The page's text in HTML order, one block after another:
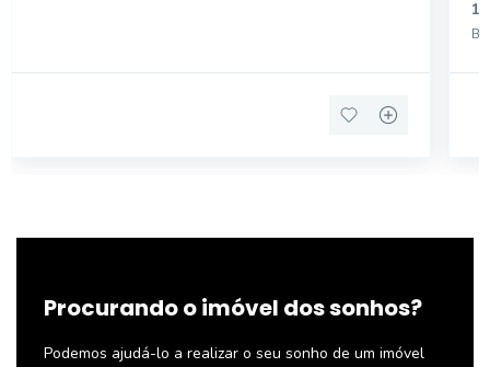
1
Procurando o imóvel dos sonhos?
Podemos ajudá-lo a realizar o seu sonho de um imóvel